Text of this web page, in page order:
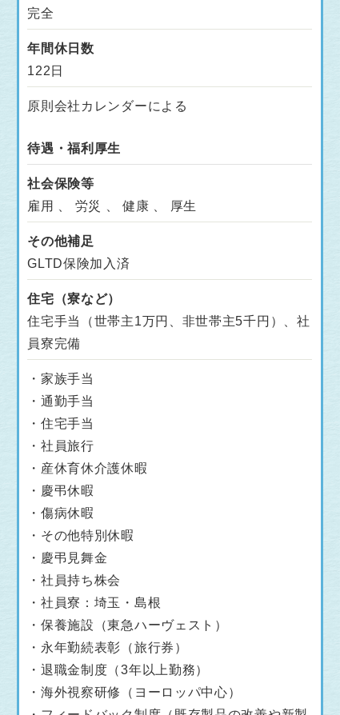
完全
年間休日数
122日
原則会社カレンダーによる
待遇・福利厚生
社会保険等
雇用 、 労災 、 健康 、 厚生
その他補足
GLTD保険加入済
住宅（寮など）
住宅手当（世帯主1万円、非世帯主5千円）、社
員寮完備
・家族手当
・通勤手当
・住宅手当
・社員旅行
・産休育休介護休暇
・慶弔休暇
・傷病休暇
・その他特別休暇
・慶弔見舞金
・社員持ち株会
・社員寮：埼玉・島根
・保養施設（東急ハーヴェスト）
・永年勤続表彰（旅行券）
・退職金制度（3年以上勤務）
・海外視察研修（ヨーロッパ中心）